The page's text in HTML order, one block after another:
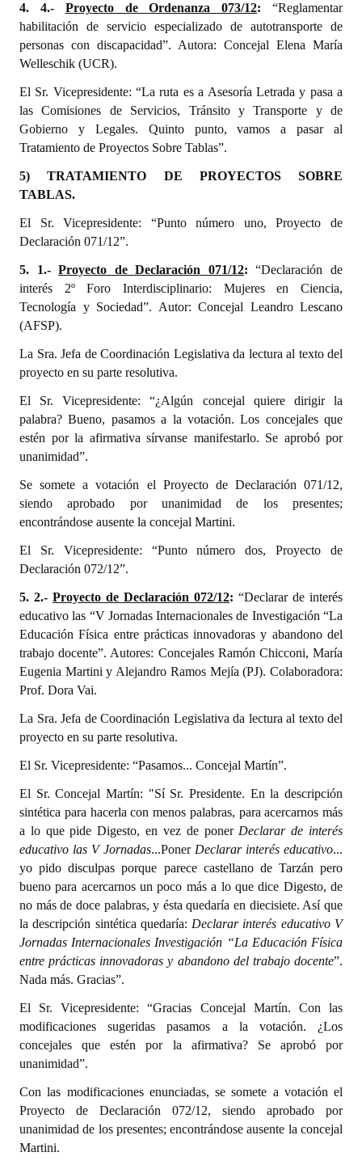
4. 4.- Proyecto de Ordenanza 073/12: “Reglamentar
habilitación de servicio especializado de autotransporte de
personas con discapacidad”. Autora: Concejal Elena María
Welleschik (UCR).
El Sr. Vicepresidente: “La ruta es a Asesoría Letrada y pasa a
las Comisiones de Servicios, Tránsito y Transporte y de
Gobierno y Legales. Quinto punto, vamos a pasar al
Tratamiento de Proyectos Sobre Tablas”.
5) TRATAMIENTO DE PROYECTOS SOBRE
TABLAS.
El Sr. Vicepresidente: “Punto número uno, Proyecto de
Declaración 071/12”.
5. 1.-Proyecto de Declaración 071/12: “Declaración de
interés 2º Foro Interdisciplinario: Mujeres en Ciencia,
Tecnología y Sociedad”. Autor: Concejal Leandro Lescano
(AFSP).
La Sra. Jefa de Coordinación Legislativa da lectura al texto del
proyecto en su parte resolutiva.
El Sr. Vicepresidente: “¿Algún concejal quiere dirigir la
palabra? Bueno, pasamos a la votación. Los concejales que
estén por la afirmativa sírvanse manifestarlo. Se aprobó por
unanimidad”.
Se somete a votación el Proyecto de Declaración 071/12,
siendo aprobado por unanimidad de los presentes;
encontrándose ausente la concejal Martini.
El Sr. Vicepresidente: “Punto número dos, Proyecto de
Declaración 072/12”.
5. 2.- Proyecto de Declaración 072/12: “Declarar de interés
educativo las “V Jornadas Internacionales de Investigación “La
Educación Física entre prácticas innovadoras y abandono del
trabajo docente”. Autores: Concejales Ramón Chicconi, María
Eugenia Martini y Alejandro Ramos Mejía (PJ). Colaboradora:
Prof. Dora Vai.
La Sra. Jefa de Coordinación Legislativa da lectura al texto del
proyecto en su parte resolutiva.
El Sr. Vicepresidente: “Pasamos... Concejal Martín”.
El Sr. Concejal Martín: "Sí Sr. Presidente. En la descripción
sintética para hacerla con menos palabras, para acercarnos más
a lo que pide Digesto, en vez de poner Declarar de interés
educativo las V Jornadas...Poner Declarar interés educativo...
yo pido disculpas porque parece castellano de Tarzán pero
bueno para acercarnos un poco más a lo que dice Digesto, de
no más de doce palabras, y ésta quedaría en diecisiete. Así que
la descripción sintética quedaría: Declarar interés educativo V
Jornadas Internacionales Investigación “La Educación Física
entre prácticas innovadoras y abandono del trabajo docente”.
Nada más. Gracias”.
El Sr. Vicepresidente: “Gracias Concejal Martín. Con las
modificaciones sugeridas pasamos a la votación. ¿Los
concejales que estén por la afirmativa? Se aprobó por
unanimidad”.
Con las modificaciones enunciadas, se somete a votación el
Proyecto de Declaración 072/12, siendo aprobado por
unanimidad de los presentes; encontrándose ausente la concejal
Martini.